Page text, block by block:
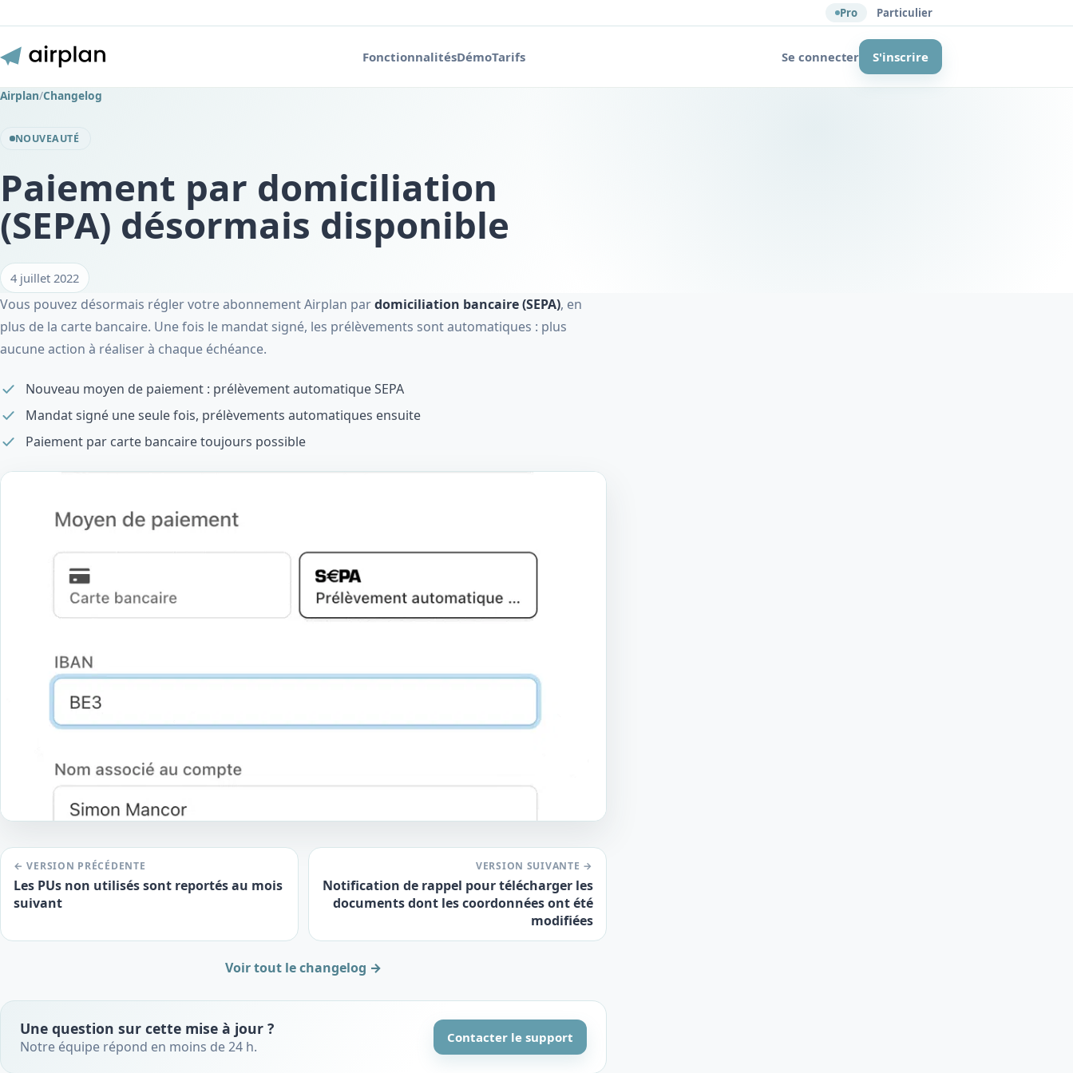
Pro Particulier
FonctionnalitésDémoTarifs Se connecter S'inscrire
Airplan/Changelog
NOUVEAUTÉ
Paiement par domiciliation
(SEPA) désormais disponible
4 juillet 2022
Vous pouvez désormais régler votre abonnement Airplan pardomiciliation bancaire (SEPA), en
plus de la carte bancaire. Une fois le mandat signé, les prélèvements sont automatiques : plus
aucune action à réaliser à chaque échéance.
Nouveau moyen de paiement : prélèvement automatique SEPA
Mandat signé une seule fois, prélèvements automatiques ensuite
Paiement par carte bancaire toujours possible
← VERSION PRÉCÉDENTE
Les PUs non utilisés sont reportés au mois
suivant
VERSION SUIVANTE →
Notification de rappel pour télécharger les
documents dont les coordonnées ont été
modifiées
Voir tout le changelog →
Une question sur cette mise à jour ?
Notre équipe répond en moins de 24 h.
Contacter le support